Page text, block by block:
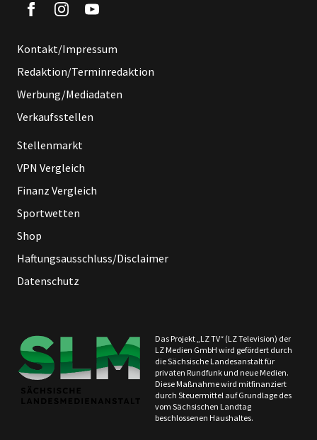
Kontakt/Impressum
Redaktion/Terminredaktion
Werbung/Mediadaten
Verkaufsstellen
Stellenmarkt
VPN Vergleich
Finanz Vergleich
Sportwetten
Shop
Haftungsausschluss/Disclaimer
Datenschutz
Das Projekt „LZ TV“ (LZ Television) der
LZ Medien GmbH wird gefördert durch
die Sächsische Landesanstalt für
privaten Rundfunk und neue Medien.
Diese Maßnahme wird mitfinanziert
durch Steuermittel auf Grundlage des
vom Sächsischen Landtag
beschlossenen Haushaltes.